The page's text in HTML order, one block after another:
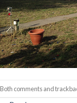
Both comments and